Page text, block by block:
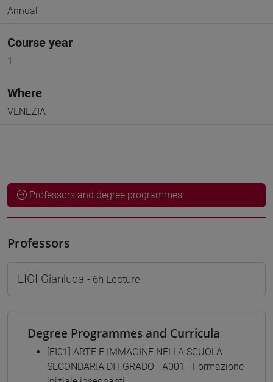
Annual
Course year
1
Where
VENEZIA
Professors and degree programmes
Professors
LIGI Gianluca - 6h Lecture
Degree Programmes and Curricula
[FI01] ARTE E IMMAGINE NELLA SCUOLA
SECONDARIA DI I GRADO - A001 - Formazione